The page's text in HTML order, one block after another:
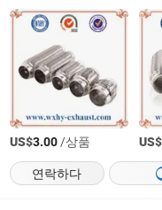
US$3.00/상품 US$
연락하다